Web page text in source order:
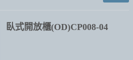
臥式開放櫃(OD)CP008-04